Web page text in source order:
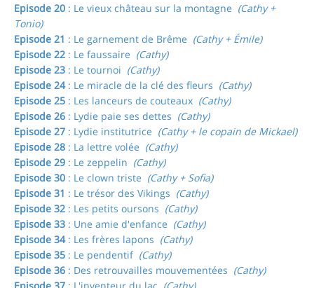
Episode 20 : Le vieux château sur la montagne (Cathy +
Tonio)
Episode 21 : Le garnement de Brême (Cathy + Émile)
Episode 22 : Le faussaire (Cathy)
Episode 23 : Le tournoi (Cathy)
Episode 24: Le miracle de la clé des fleurs (Cathy)
Episode 25 : Les lanceurs de couteaux (Cathy)
Episode 26 : Lydie paie ses dettes (Cathy)
Episode 27 : Lydie institutrice (Cathy + le copain de Mickael)
Episode 28 : La lettre volée (Cathy)
Episode 29 : Le zeppelin (Cathy)
Episode 30 : Le clown triste (Cathy + Sofia)
Episode 31 : Le trésor des Vikings (Cathy)
Episode 32 : Les petits oursons (Cathy)
Episode 33 : Une amie d'enfance (Cathy)
Episode 34: Les frères lapons (Cathy)
Episode 35 : Le pendentif(Cathy)
Episode 36 : Des retrouvailles mouvementées (Cathy)
Episode 37 : L'inventeur du lac (Cathy)